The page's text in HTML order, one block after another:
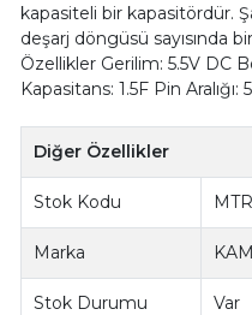
kapasiteli bir kapasitördür.
deşarj döngüsü sayısında
Özellikler Gerilim: 5.5V DC
Kapasitans: 1.5F Pin Aralığı:
Diğer Özellikler
Stok Kodu
Marka
Stok Durumu Var